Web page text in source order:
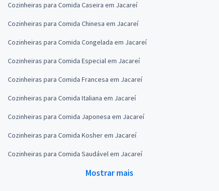
Cozinheiras para Comida Caseira em Jacareí
Cozinheiras para Comida Chinesa em Jacareí
Cozinheiras para Comida Congelada em Jacareí
Cozinheiras para Comida Especial em Jacareí
Cozinheiras para Comida Francesa em Jacareí
Cozinheiras para Comida Italiana em Jacareí
Cozinheiras para Comida Japonesa em Jacareí
Cozinheiras para Comida Kosher em Jacareí
Cozinheiras para Comida Saudável em Jacareí
Mostrar mais